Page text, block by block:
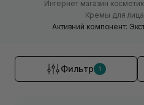
Интернет магазин
Кремы для
Активний компонент:
Фильтр 1